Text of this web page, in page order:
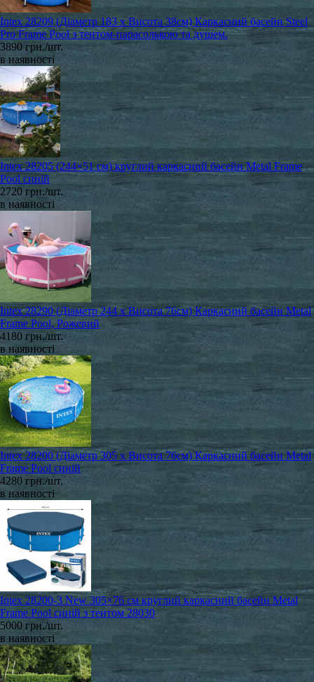
Intex 28209 (Діаметр 183 x Висота 38см) Каркасний басейн Steel
Pro Frame Pool з тентом-парасолькою та душем.
3890 грн./шт.
в наявності
Intex 28205 (244×51 см) круглий каркасний басейн Metal Frame
Pool синій
2720 грн./шт.
в наявності
Intex 28290 (Діаметр 244 x Висота 76см) Каркасний басейн Metal
Frame Pool, Рожевий
4180 грн./шт.
в наявності
Intex 28200 (Діаметр 305 x Висота 76см) Каркасний басейн Metal
Frame Pool синій
4280 грн./шт.
в наявності
Intex 28200-3 New 305×76 см круглий каркасний басейн Metal
Frame Pool синій з тентом 28030
5000 грн./шт.
в наявності